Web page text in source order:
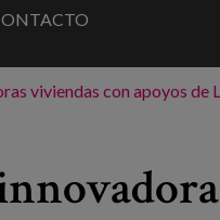
viviendas con apoyos de